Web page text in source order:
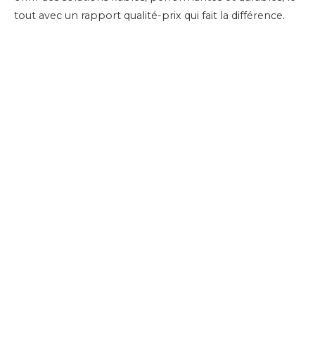
tout avec un rapport qualité-prix qui fait la différence.